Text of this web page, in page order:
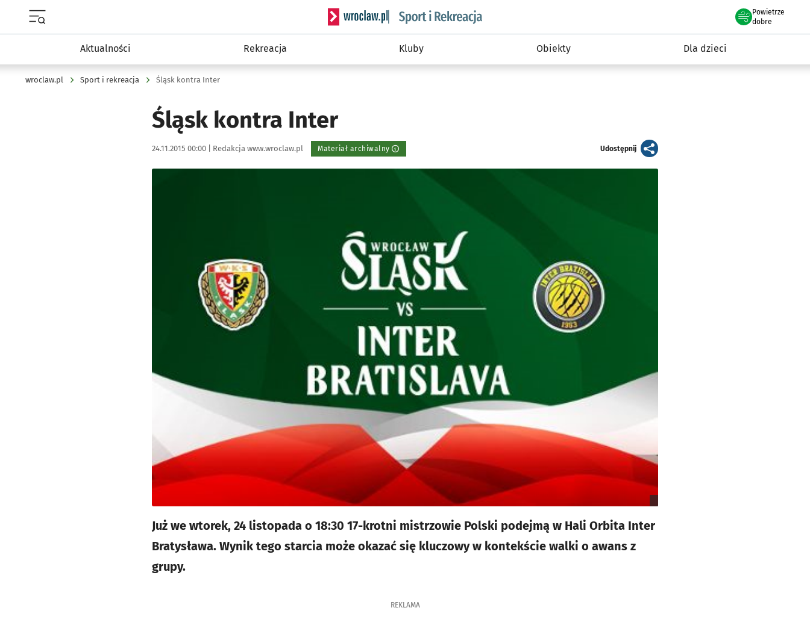
Serwis informacyjny wroclaw.pl podserwis: Sport i rekreacja
Powietrze
we Wrocławiu
dobre
Aktualności Rekreacja Kluby Obiekty Dla dzieci
wroclaw.pl Sport i rekreacja Śląsk kontra Inter
Śląsk kontra Inter
Data publikacji:
24.11.2015 00:00 | Autor:
Redakcja www.wroclaw.pl Materiał archiwalny Udostępnijartykuł
Już we wtorek, 24 listopada o 18:30 17-krotni mistrzowie Polski podejmą w Hali Orbita Inter
Bratysława. Wynik tego starcia może okazać się kluczowy w kontekście walki o awans z
grupy.
REKLAMA